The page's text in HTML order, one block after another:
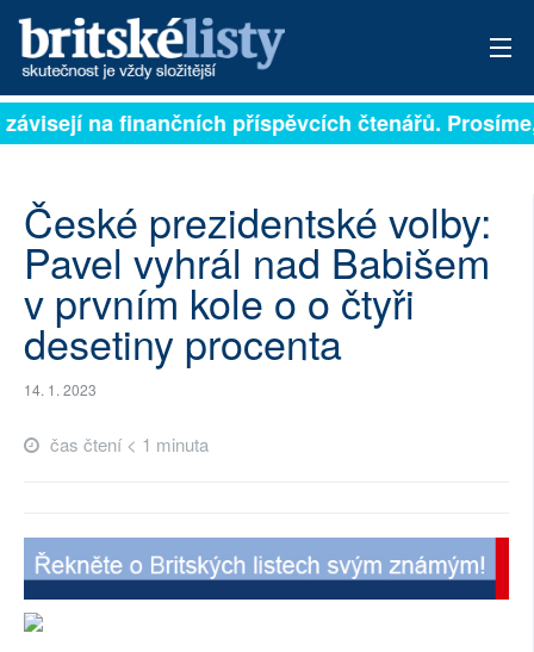
PŘIHLÁSIT
ARCHIV
TÉMATA
NEJČTENĚJŠÍ ZA 7 DNÍ
AUTOŘI
SOCIÁLNÍ SÍTĚ
RUBRIKY
na finančních příspěvcích čtenářů.
České prezidentské volby:
Pavel vyhrál nad Babišem
v prvním kole o o čtyři
desetiny procenta
14. 1. 2023
čas čtení < 1 minuta